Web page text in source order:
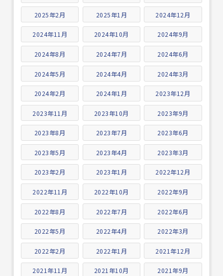
2025年2月 2025年1月 2024年12月
2024年11月 2024年10月 2024年9月
2024年8月 2024年7月 2024年6月
2024年5月 2024年4月 2024年3月
2024年2月 2024年1月 2023年12月
2023年11月 2023年10月 2023年9月
2023年8月 2023年7月 2023年6月
2023年5月 2023年4月 2023年3月
2023年2月 2023年1月 2022年12月
2022年11月 2022年10月 2022年9月
2022年8月 2022年7月 2022年6月
2022年5月 2022年4月 2022年3月
2022年2月 2022年1月 2021年12月
2021年11月 2021年10月 2021年9月